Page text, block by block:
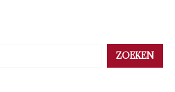
ZOEKEN